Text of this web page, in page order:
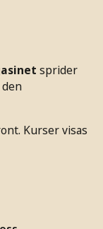
sprider
Kurser visas